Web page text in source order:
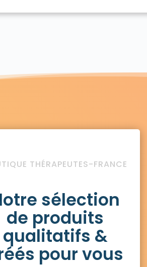
THÉRAPEUTES-FRANCE
sélection
de produits
qualitatifs &
pour vous